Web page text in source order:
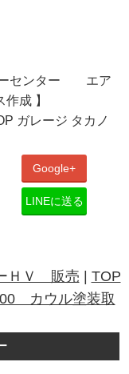
ーセンター エア
成 】
ガレージ タカノ
Google+
LINEに送る
ＨＶ 販売
TOP
カウル塗装取